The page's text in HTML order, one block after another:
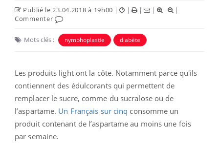
Publié le 23.04.2018 à 19h00 | | | |
|
Commenter
Mots clés : nymphoplastie diabète
Les produits light ont la côte. Notamment parce qu'ils
contiennent des édulcorants qui permettent de
remplacer le sucre, comme du sucralose ou de
l’aspartame. Un Français sur cinq consomme un
produit contenant de l’aspartame au moins une fois
par semaine.